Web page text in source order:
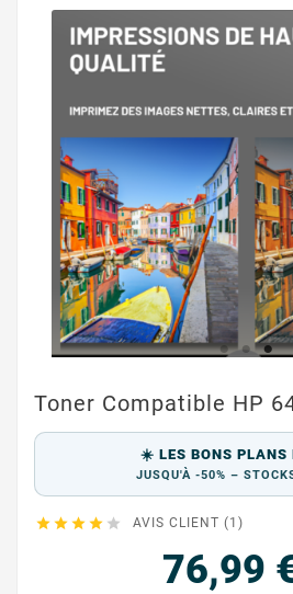
Toner Compatible HP
☀️ LES BONS PLANS
JUSQU'À -50% –
     AVIS CLIENT (1)
76,99